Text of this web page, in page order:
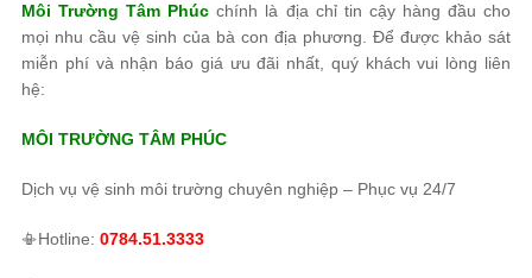
Môi Trường Tâm Phúc chính là địa chỉ tin cậy hàng đầu cho
mọi nhu cầu vệ sinh của bà con địa phương. Để được khảo sát
miễn phí và nhận báo giá ưu đãi nhất, quý khách vui lòng liên
hệ:
MÔI TRƯỜNG TÂM PHÚC
Dịch vụ vệ sinh môi trường chuyên nghiệp – Phục vụ 24/7
📳Hotline: 0784.51.3333